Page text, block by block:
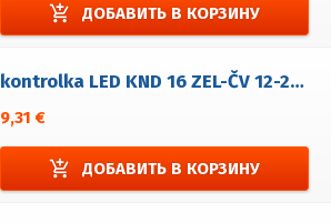
add_shopping_cart ДОБАВИТЬ В КОРЗИНУ
kontrolka LED KND 16 ZEL-ČV 12-24V AC/DC
9,31 €
add_shopping_cart ДОБАВИТЬ В КОРЗИНУ